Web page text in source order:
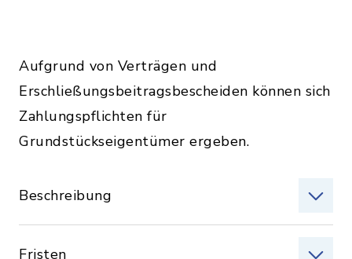
Aufgrund von Verträgen und
Erschließungsbeitragsbescheiden können sich
Zahlungspflichten für
Grundstückseigentümer ergeben.
Beschreibung
Fristen